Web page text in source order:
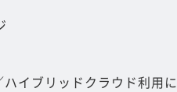
イブリッドクラウド利用